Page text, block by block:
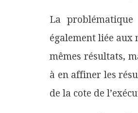
La
également liée aux
mêmes résultats,
à en affiner les
de la cote de